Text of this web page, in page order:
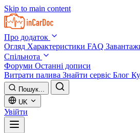
Skip to main content
Про додаток
Огляд Характеристики FAQ
Спільнота
Форуми Останні дописи
Витрати палива Знайти сервіс Блог
Пошук...
UK
Увійти